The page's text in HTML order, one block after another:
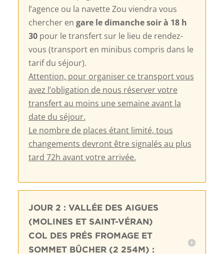
l’agence ou la navette Zou viendra vous
chercher en gare le dimanche soir à 18 h
30pour le transfert sur le lieu de rendez-
vous (transport en minibus compris dans le
tarif du séjour).
Attention, pour organiser ce transport vous
avez l’obligation de nous réserver votre
transfert au moins une semaine avant la
date du séjour.
Le nombre de places étant limité, tous
changements devront être signalés au plus
tard 72h avant votre arrivée.
JOUR 2 : VALLÉE DES AIGUES
(MOLINES ET SAINT-VÉRAN)
COL DES PRÉS FROMAGE ET
SOMMET BÛCHER (2 254M) :